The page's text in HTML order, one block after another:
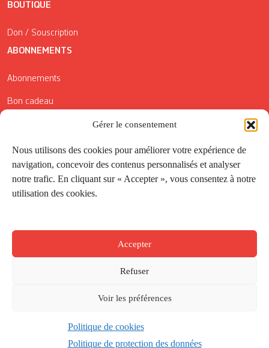
Gérer le consentement
Nous utilisons des cookies pour améliorer votre expérience de
navigation, concevoir des contenus personnalisés et analyser
notre trafic. En cliquant sur « Accepter », vous consentez à notre
utilisation des cookies.
Accepter
Refuser
Voir les préférences
Politique de cookies
Politique de protection des données
BOUTIQUE
Don / Souscription
ABONNEMENTS
Abonnements
Bon cadeau
Conditions générales de vente
Réductions de la Carte Côté Courrier
Application